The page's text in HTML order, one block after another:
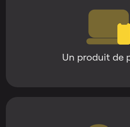
Un produit de